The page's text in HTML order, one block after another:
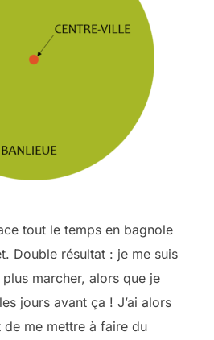
tout le temps en bagnole
Double résultat : je me suis
marcher, alors que je
jours avant ça ! J’ai alors
de me mettre à faire du